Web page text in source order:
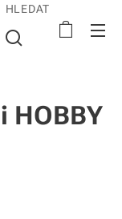
HLEDAT
HOBBY